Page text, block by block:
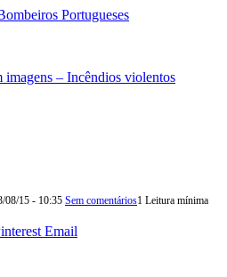
imagens – Incêndios violentos
08/15 - 10:35 Sem comentários1 Leitura mínima
Email